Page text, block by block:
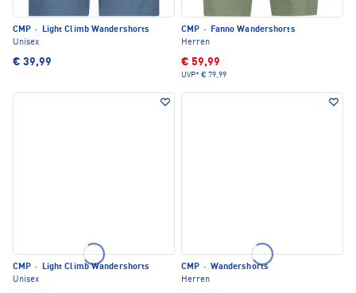
CMP ·
Light Climb Wandershorts
Unisex
€ 39,99
CMP ·
Fanno Wandershorts
Herren
€ 59,99
UVP* € 79,99
CMP ·
Light Climb Wandershorts
Unisex
CMP · Wandershorts
Herren